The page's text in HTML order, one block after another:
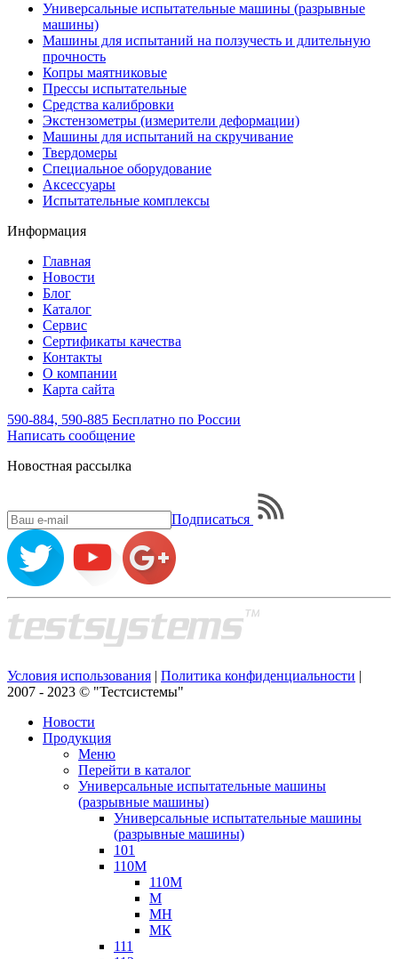
Универсальные испытательные машины (разрывные
машины)
Машины для испытаний на ползучесть и длительную
прочность
Копры маятниковые
Прессы испытательные
Средства калибровки
Экстензометры (измерители деформации)
Машины для испытаний на скручивание
Твердомеры
Специальное оборудование
Аксессуары
Испытательные комплексы
Информация
Главная
Новости
Блог
Каталог
Сервис
Сертификаты качества
Контакты
О компании
Карта сайта
590-884, 590-885 Бесплатно по России
Написать сообщение
Новостная рассылка
Подписаться
Условия использования | Политика конфиденциальности |
2007 - 2023 © "Тестсистемы"
Новости
Продукция
Меню
Перейти в каталог
Универсальные испытательные машины
(разрывные машины)
Универсальные испытательные машины
(разрывные машины)
101
110М
110М
М
МН
МК
111